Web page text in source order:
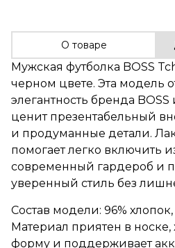
О товаре
Мужская футболка BOSS
черном цвете. Эта модель
элегантность бренда BOSS
ценит презентабельный
и продуманные детали.
помогает легко включить
современный гардероб и
уверенный стиль без
Состав модели: 96% хлопок,
Материал приятен в носке,
форму и поддерживает